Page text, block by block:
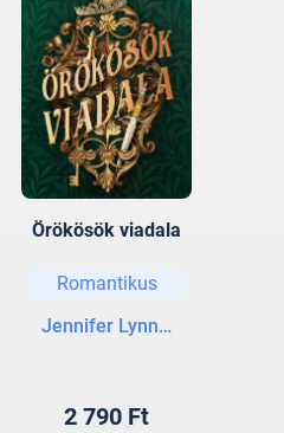
Örökösök viadala
Romantikus
Jennifer Lynn Barnes
2 790 Ft